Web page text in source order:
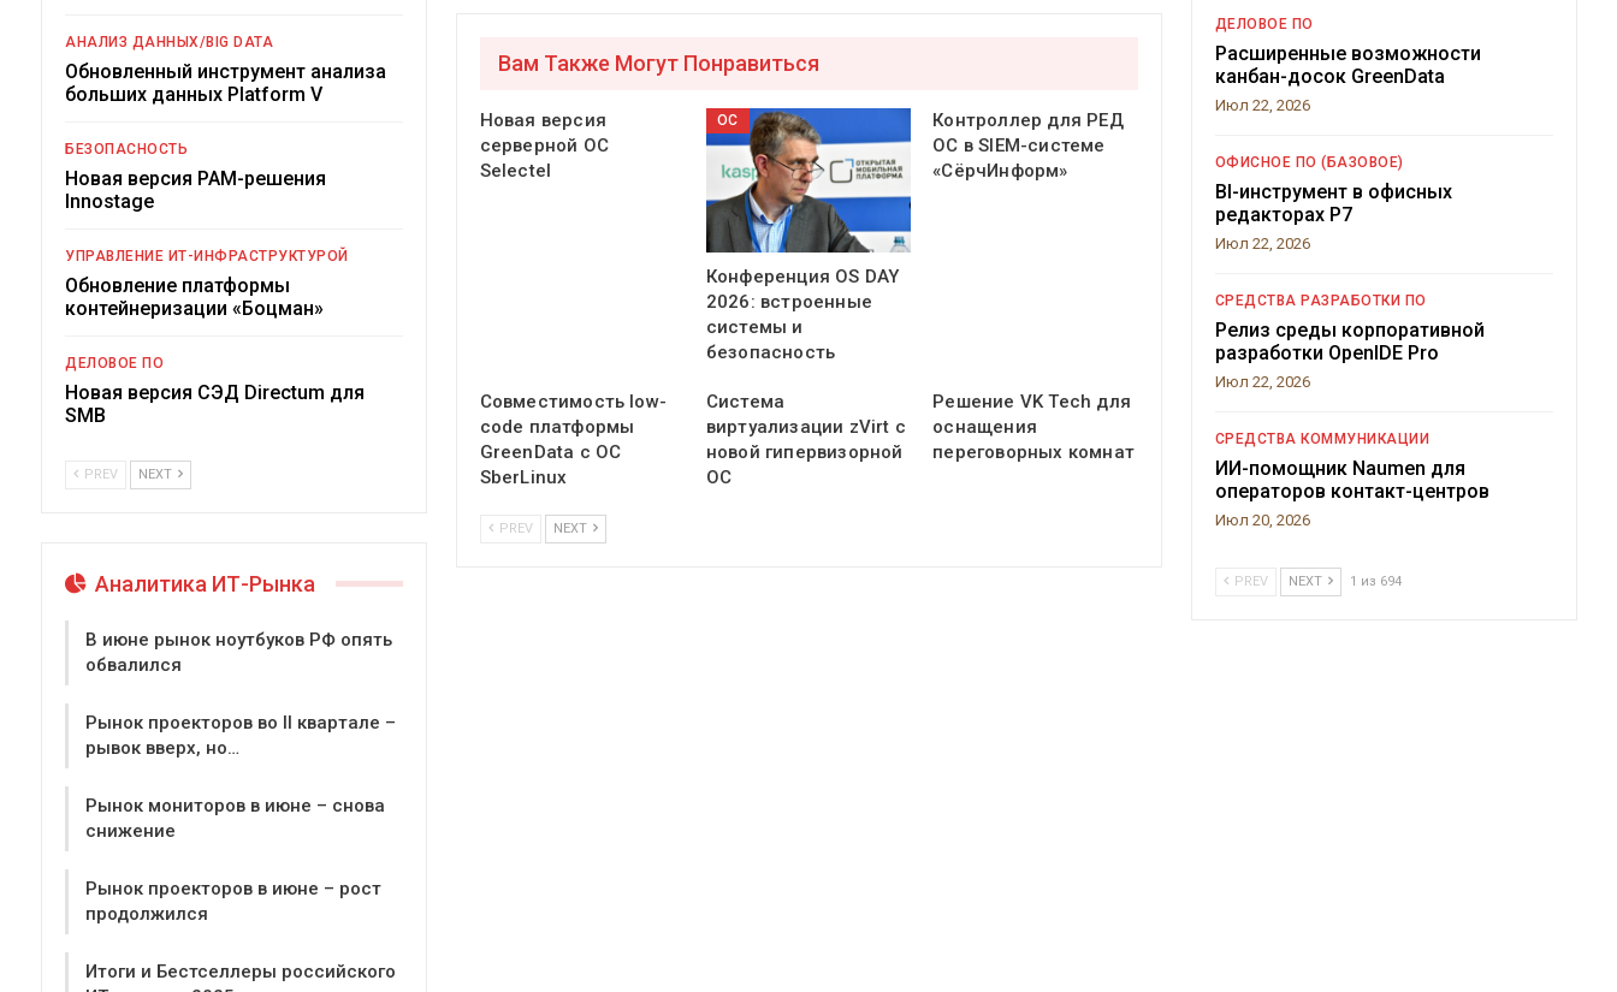
Вам Также Могут Понравиться
Новая версия
серверной ОС
Selectel
ОС
Конференция OS DAY
2026: встроенные
системы и
безопасность
Контроллер для РЕД
ОС в SIEM-системе
«СёрчИнформ»
Совместимость low-
code платформы
GreenData с ОС
SberLinux
Система
виртуализации zVirt с
новой гипервизорной
ОС
Решение VK Tech для
оснащения
переговорных комнат
PREV NEXT
АНАЛИЗ ДАННЫХ/BIG DATA
Обновленный инструмент анализа
больших данных Platform V
БЕЗОПАСНОСТЬ
Новая версия PAM-решения
Innostage
УПРАВЛЕНИЕ ИТ-ИНФРАСТРУКТУРОЙ
Обновление платформы
контейнеризации «Боцман»
ДЕЛОВОЕ ПО
Новая версия СЭД Directum для
SMB
PREV NEXT
Аналитика ИТ-Рынка
В июне рынок ноутбуков РФ опять
обвалился
Рынок проекторов во II квартале –
рывок вверх, но…
Рынок мониторов в июне – снова
снижение
Рынок проекторов в июне – рост
продолжился
Итоги и Бестселлеры российского
ДЕЛОВОЕ ПО
Расширенные возможности
канбан-досок GreenData
Июл 22, 2026
ОФИСНОЕ ПО (БАЗОВОЕ)
BI-инструмент в офисных
редакторах Р7
Июл 22, 2026
СРЕДСТВА РАЗРАБОТКИ ПО
Релиз среды корпоративной
разработки OpenIDE Pro
Июл 22, 2026
СРЕДСТВА КОММУНИКАЦИИ
ИИ-помощник Naumen для
операторов контакт-центров
Июл 20, 2026
PREV NEXT 1 из 694